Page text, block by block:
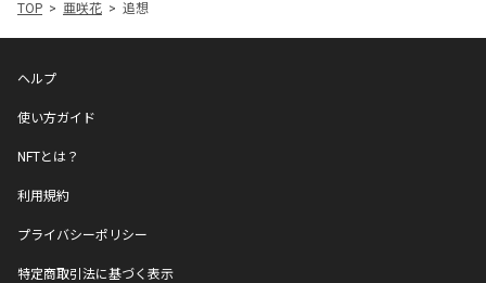
TOP 亜咲花 追想
ヘルプ
使い方ガイド
NFTとは？
利用規約
プライバシーポリシー
特定商取引法に基づく表示